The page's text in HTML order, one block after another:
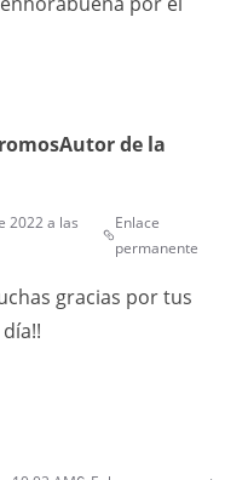
Autor de la
2022 a las
Enlace
permanente
gracias por tus